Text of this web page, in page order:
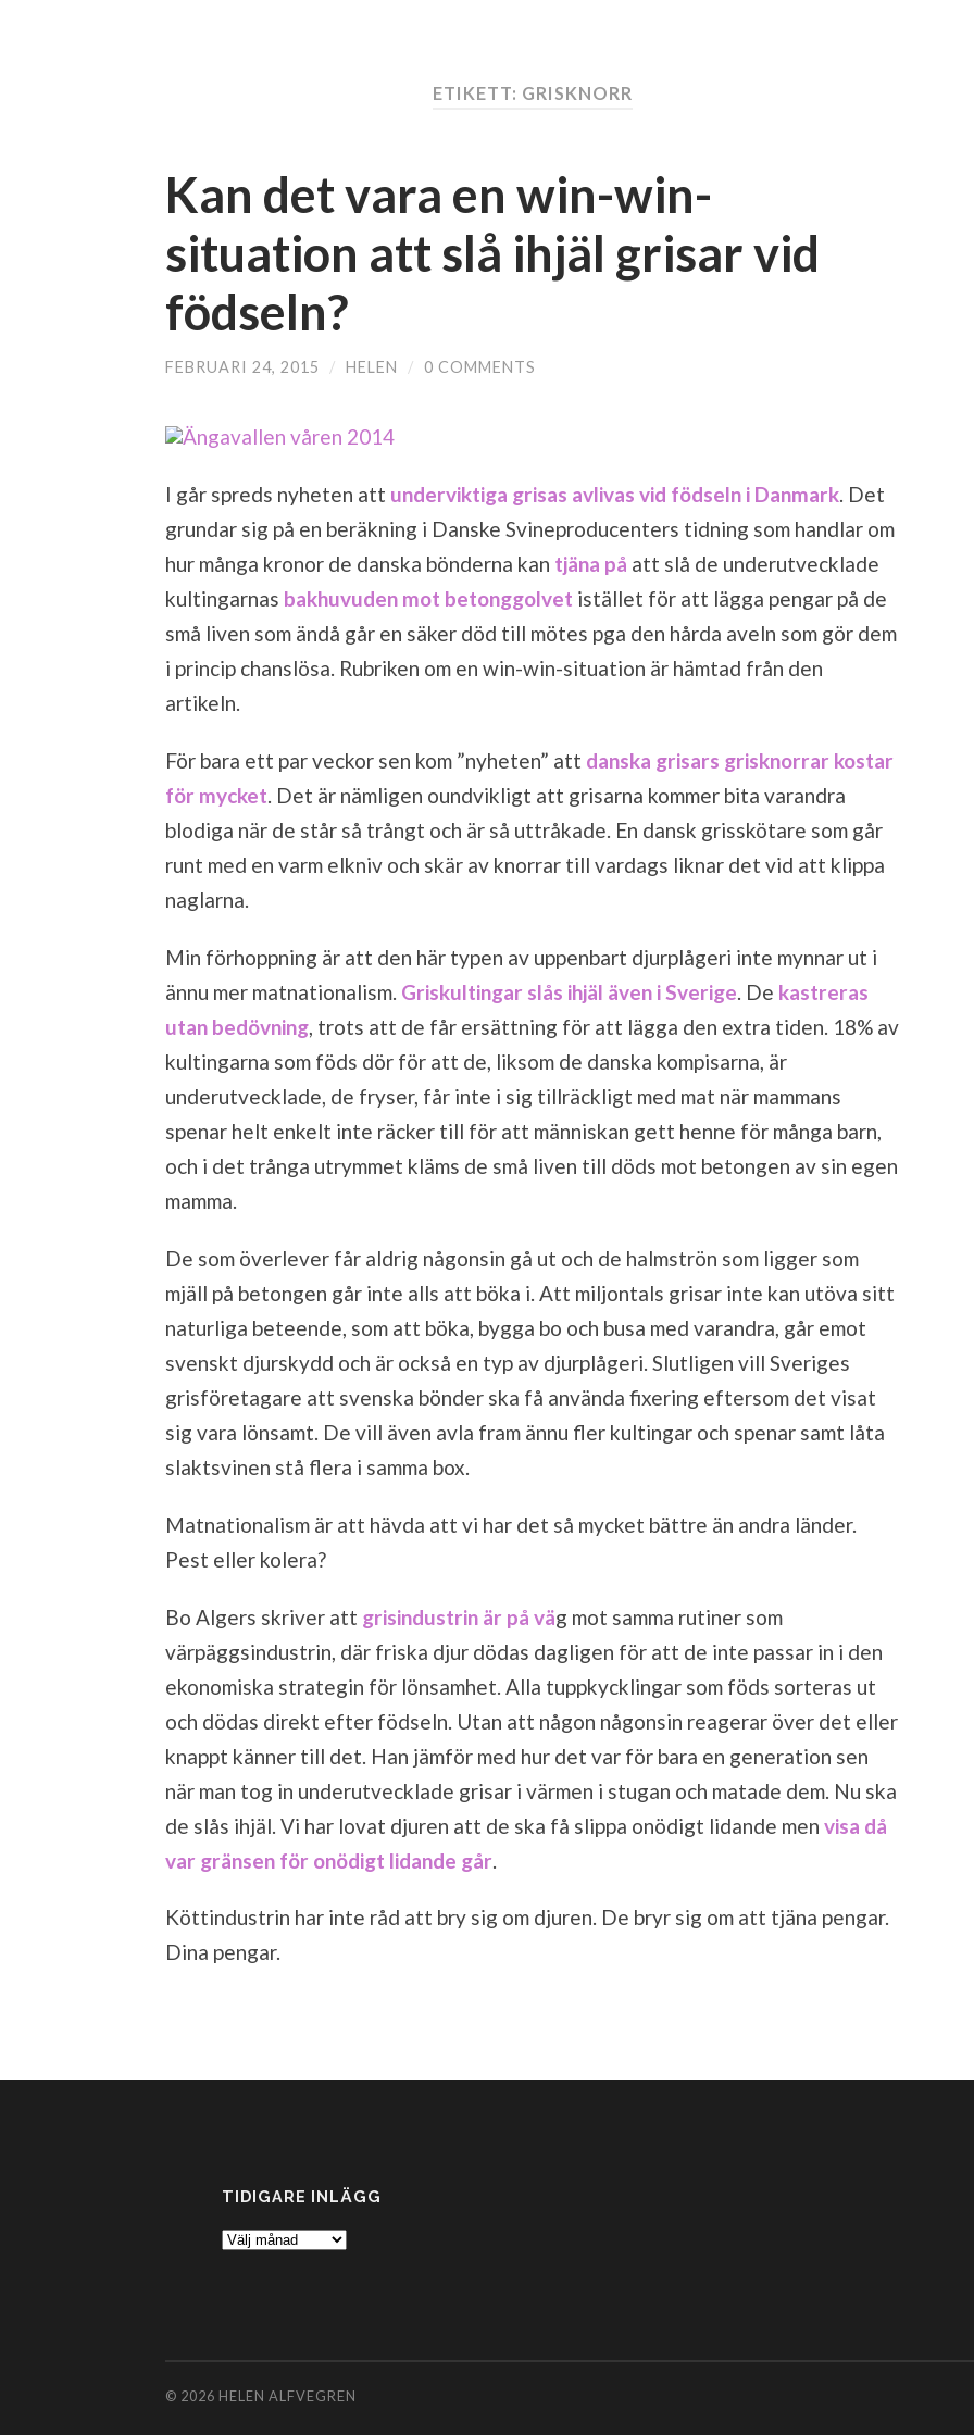
ETIKETT: GRISKNORR
Kan det vara en win-win-
situation att slå ihjäl grisar vid
födseln?
FEBRUARI 24, 2015 / HELEN / 0 COMMENTS
I går spreds nyheten att underviktiga grisas avlivas vid födseln i Danmark. Det
grundar sig på en beräkning i Danske Svineproducenters tidning som handlar om
hur många kronor de danska bönderna kan tjäna på att slå de underutvecklade
kultingarnas bakhuvuden mot betonggolvet istället för att lägga pengar på de
små liven som ändå går en säker död till mötes pga den hårda aveln som gör dem
i princip chanslösa. Rubriken om en win-win-situation är hämtad från den
artikeln.
För bara ett par veckor sen kom ”nyheten” att danska grisars grisknorrar kostar
för mycket. Det är nämligen oundvikligt att grisarna kommer bita varandra
blodiga när de står så trångt och är så uttråkade. En dansk grisskötare som går
runt med en varm elkniv och skär av knorrar till vardags liknar det vid att klippa
naglarna.
Min förhoppning är att den här typen av uppenbart djurplågeri inte mynnar ut i
ännu mer matnationalism. Griskultingar slås ihjäl även i Sverige. De kastreras
utan bedövning, trots att de får ersättning för att lägga den extra tiden. 18% av
kultingarna som föds dör för att de, liksom de danska kompisarna, är
underutvecklade, de fryser, får inte i sig tillräckligt med mat när mammans
spenar helt enkelt inte räcker till för att människan gett henne för många barn,
och i det trånga utrymmet kläms de små liven till döds mot betongen av sin egen
mamma.
De som överlever får aldrig någonsin gå ut och de halmströn som ligger som
mjäll på betongen går inte alls att böka i. Att miljontals grisar inte kan utöva sitt
naturliga beteende, som att böka, bygga bo och busa med varandra, går emot
svenskt djurskydd och är också en typ av djurplågeri. Slutligen vill Sveriges
grisföretagare att svenska bönder ska få använda fixering eftersom det visat
sig vara lönsamt. De vill även avla fram ännu fler kultingar och spenar samt låta
slaktsvinen stå flera i samma box.
Matnationalism är att hävda att vi har det så mycket bättre än andra länder.
Pest eller kolera?
Bo Algers skriver att grisindustrin är på väg mot samma rutiner som
värpäggsindustrin, där friska djur dödas dagligen för att de inte passar in i den
ekonomiska strategin för lönsamhet. Alla tuppkycklingar som föds sorteras ut
och dödas direkt efter födseln. Utan att någon någonsin reagerar över det eller
knappt känner till det. Han jämför med hur det var för bara en generation sen
när man tog in underutvecklade grisar i värmen i stugan och matade dem. Nu ska
de slås ihjäl. Vi har lovat djuren att de ska få slippa onödigt lidande men visa då
var gränsen för onödigt lidande går
Köttindustrin har inte råd att bry sig om djuren. De bryr sig om att tjäna pengar.
Dina pengar.
TIDIGARE INLÄGG
Tidigare
inlägg
© 2026 HELEN ALFVEGREN